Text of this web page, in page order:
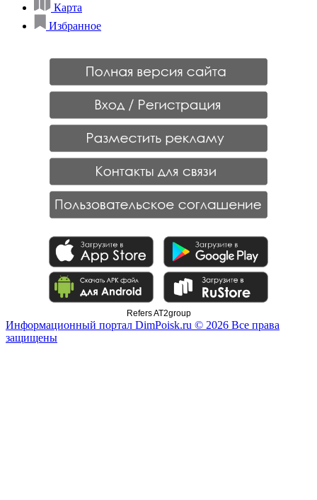
Карта
Избранное
Refers AT2group
Информационный портал DimPoisk.ru © 2026 Все права
защищены